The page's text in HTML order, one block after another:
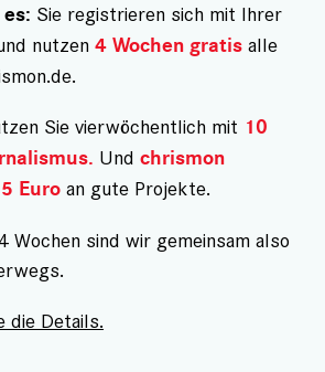
Sie registrieren sich mit Ihrer
nutzen 4 Wochen gratis alle
Sie vierwöchentlich mit 10
Und chrismon
Euro an gute Projekte.
Wochen sind wir gemeinsam also
die Details.